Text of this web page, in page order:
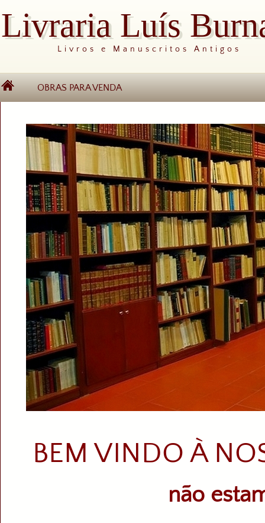
Livraria Luís
Livros e Manuscritos Antigos
OBRAS PARA VENDA
BEM VINDO À
não